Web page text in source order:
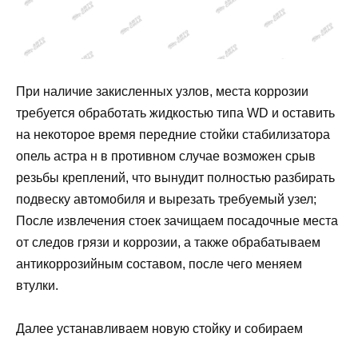
При наличие закисленных узлов, места коррозии
требуется обработать жидкостью типа WD и оставить
на некоторое время передние стойки стабилизатора
опель астра н в противном случае возможен срыв
резьбы креплений, что вынудит полностью разбирать
подвеску автомобиля и вырезать требуемый узел;
После извлечения стоек зачищаем посадочные места
от следов грязи и коррозии, а также обрабатываем
антикоррозийным составом, после чего меняем
втулки.
Далее устанавливаем новую стойку и собираем